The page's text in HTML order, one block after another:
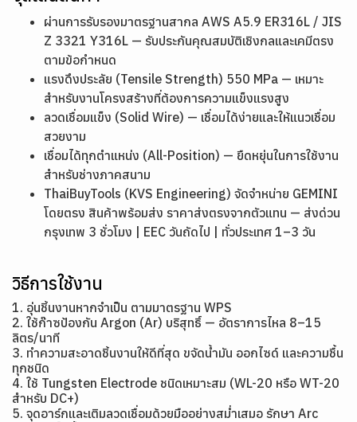
ผ่านการรับรองมาตรฐานสากล AWS A5.9 ER316L / JIS
Z 3321 Y316L — รับประกันคุณสมบัติเชิงกลและเคมีตรง
ตามข้อกำหนด
แรงดึงประลัย (Tensile Strength) 550 MPa — เหมาะ
สำหรับงานโครงสร้างที่ต้องการความแข็งแรงสูง
ลวดเชื่อมแข็ง (Solid Wire) — เชื่อมได้ง่ายและให้แนวเชื่อม
สวยงาม
เชื่อมได้ทุกตำแหน่ง (All-Position) — ยืดหยุ่นในการใช้งาน
สำหรับช่างภาคสนาม
ThaiBuyTools (KVS Engineering) จัดจำหน่าย GEMINI
โดยตรง สินค้าพร้อมส่ง ราคาส่งตรงจากตัวแทน — ส่งด่วน
กรุงเทพ 3 ชั่วโมง | EEC วันถัดไป | ทั่วประเทศ 1–3 วัน
วิธีการใช้งาน
1. อุ่นชิ้นงานหากจำเป็น ตามมาตรฐาน WPS
2. ใช้ก๊าซป้องกัน Argon (Ar) บริสุทธิ์ — อัตราการไหล 8–15
ลิตร/นาที
3. ทำความสะอาดชิ้นงานให้ดีที่สุด ขจัดน้ำมัน ออกไซด์ และความชื้น
ทุกชนิด
4. ใช้ Tungsten Electrode ชนิดเหมาะสม (WL-20 หรือ WT-20
สำหรับ DC+)
5. จุดอาร์กและเติมลวดเชื่อมด้วยมืออย่างสม่ำเสมอ รักษา Arc